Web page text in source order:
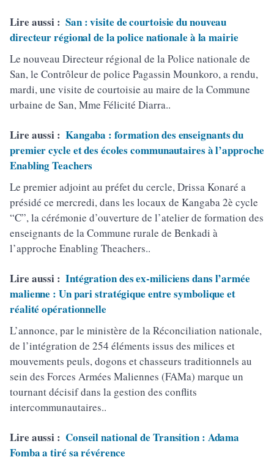
Lire aussi : San : visite de courtoisie du nouveau
directeur régional de la police nationale à la mairie
Le nouveau Directeur régional de la Police nationale de
San, le Contrôleur de police Pagassin Mounkoro, a rendu,
mardi, une visite de courtoisie au maire de la Commune
urbaine de San, Mme Félicité Diarra..
Lire aussi : Kangaba : formation des enseignants du
premier cycle et des écoles communautaires à l’approche
Enabling Teachers
Le premier adjoint au préfet du cercle, Drissa Konaré a
présidé ce mercredi, dans les locaux de Kangaba 2è cycle
“C”, la cérémonie d’ouverture de l’atelier de formation des
enseignants de la Commune rurale de Benkadi à
l’approche Enabling Theachers..
Lire aussi : Intégration des ex-miliciens dans l’armée
malienne : Un pari stratégique entre symbolique et
réalité opérationnelle
L’annonce, par le ministère de la Réconciliation nationale,
de l’intégration de 254 éléments issus des milices et
mouvements peuls, dogons et chasseurs traditionnels au
sein des Forces Armées Maliennes (FAMa) marque un
tournant décisif dans la gestion des conflits
intercommunautaires..
Lire aussi : Conseil national de Transition : Adama
Fomba a tiré sa révérence